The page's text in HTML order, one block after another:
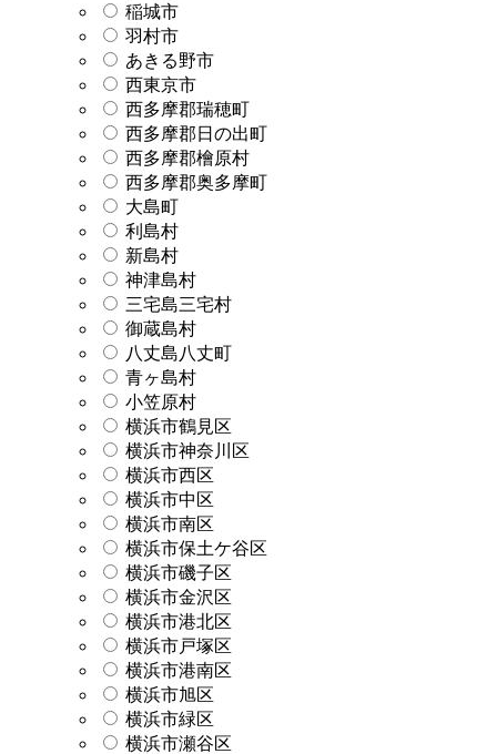
稲城市
羽村市
あきる野市
西東京市
西多摩郡瑞穂町
西多摩郡日の出町
西多摩郡檜原村
西多摩郡奥多摩町
大島町
利島村
新島村
神津島村
三宅島三宅村
御蔵島村
八丈島八丈町
青ヶ島村
小笠原村
横浜市鶴見区
横浜市神奈川区
横浜市西区
横浜市中区
横浜市南区
横浜市保土ケ谷区
横浜市磯子区
横浜市金沢区
横浜市港北区
横浜市戸塚区
横浜市港南区
横浜市旭区
横浜市緑区
横浜市瀬谷区